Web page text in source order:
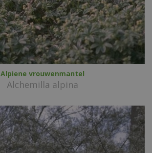
Alpiene vrouwenmantel
Alchemilla alpina